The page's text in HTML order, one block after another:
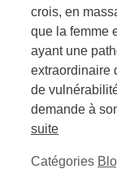
crois, en
que la femme
ayant une
extraordinaire
de
demande à
suite
Catégories